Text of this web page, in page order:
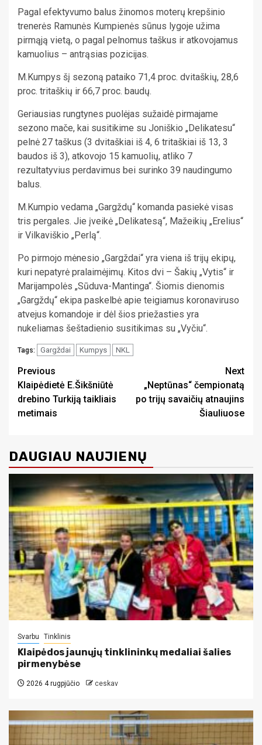
Pagal efektyvumo balus žinomos moterų krepšinio
trenerės Ramunės Kumpienės sūnus lygoje užima
pirmąją vietą, o pagal pelnomus taškus ir atkovojamus
kamuolius – antrąsias pozicijas.
M.Kumpys šį sezoną pataiko 71,4 proc. dvitaškių, 28,6
proc. tritaškių ir 66,7 proc. baudų.
Geriausias rungtynes puolėjas sužaidė pirmajame
sezono mače, kai susitikime su Joniškio „Delikatesu“
pelnė 27 taškus (3 dvitaškiai iš 4, 6 tritaškiai iš 13, 3
baudos iš 3), atkovojo 15 kamuolių, atliko 7
rezultatyvius perdavimus bei surinko 39 naudingumo
balus.
M.Kumpio vedama „Gargždų“ komanda pasiekė visas
tris pergales. Jie įveikė „Delikatesą“, Mažeikių „Erelius“
ir Vilkaviškio „Perlą“.
Po pirmojo mėnesio „Gargždai“ yra viena iš trijų ekipų,
kuri nepatyrė pralaimėjimų. Kitos dvi – Šakių „Vytis“ ir
Marijampolės „Sūduva-Mantinga“. Šiomis dienomis
„Gargždų“ ekipa paskelbė apie teigiamus koronaviruso
atvejus komandoje ir dėl šios priežasties yra
nukeliamas šeštadienio susitikimas su „Vyčiu“.
Tags: Gargždai Kumpys NKL
Continue
Reading
Previous
Klaipėdietė E.Šikšniūtė
drebino Turkiją taikliais
metimais
Next
„Neptūnas“ čempionatą
po trijų savaičių atnaujins
Šiauliuose
DAUGIAU NAUJIENŲ
Svarbu Tinklinis
Klaipėdos jaunųjų tinklininkų medaliai šalies
pirmenybėse
2026 4 rugpjūčio ceskav